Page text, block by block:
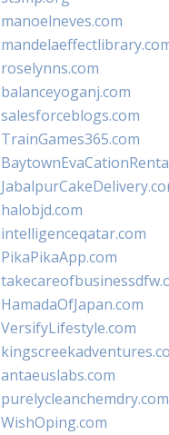
manoelneves.com
roselynns.com
balanceyoganj.com
salesforceblogs.com
TrainGames365.com
halobjd.com
intelligenceqatar.com
PikaPikaApp.com
HamadaOfJapan.com
VersifyLifestyle.com
antaeuslabs.com
purelycleanchemdry.com
WishOping.com